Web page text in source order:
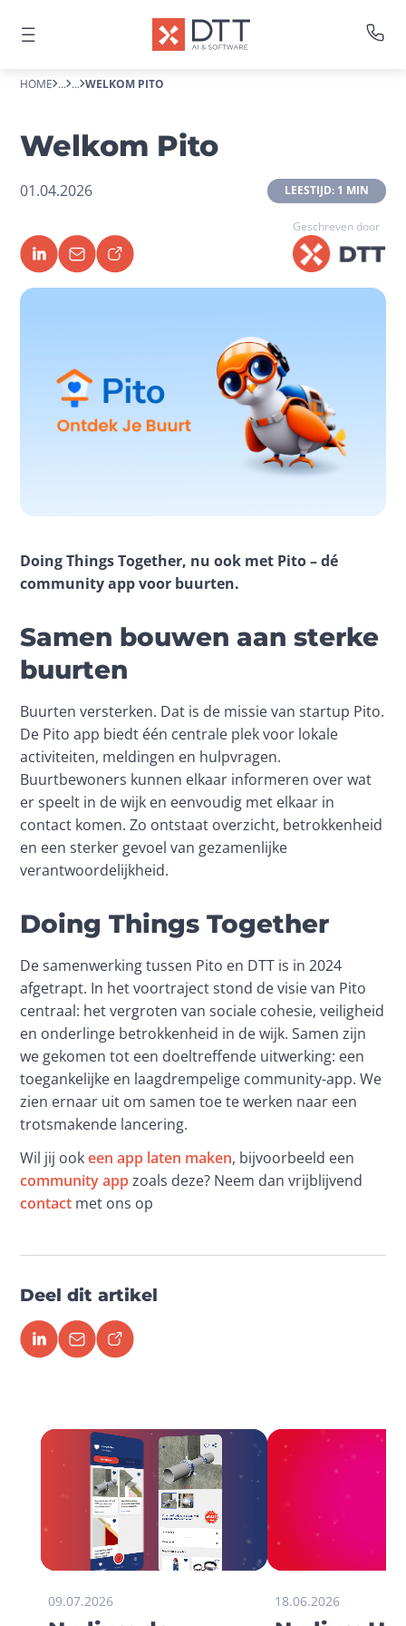
HOME ... ... WELKOM PITO
Welkom Pito
01.04.2026 LEESTIJD: 1 MIN
Geschreven door
Doing Things Together, nu ook met Pito – dé
community app voor buurten.
Samen bouwen aan sterke
buurten
Buurten versterken. Dat is de missie van startup Pito.
De Pito app biedt één centrale plek voor lokale
activiteiten, meldingen en hulpvragen.
Buurtbewoners kunnen elkaar informeren over wat
er speelt in de wijk en eenvoudig met elkaar in
contact komen. Zo ontstaat overzicht, betrokkenheid
en een sterker gevoel van gezamenlijke
verantwoordelijkheid.
Doing Things Together
De samenwerking tussen Pito en DTT is in 2024
afgetrapt. In het voortraject stond de visie van Pito
centraal: het vergroten van sociale cohesie, veiligheid
en onderlinge betrokkenheid in de wijk. Samen zijn
we gekomen tot een doeltreffende uitwerking: een
toegankelijke en laagdrempelige community-app. We
zien ernaar uit om samen toe te werken naar een
trotsmakende lancering.
Wil jij ook een app laten maken, bijvoorbeeld een
community app zoals deze? Neem dan vrijblijvend
contact met ons op
Deel dit artikel
09.07.2026 18.06.2026